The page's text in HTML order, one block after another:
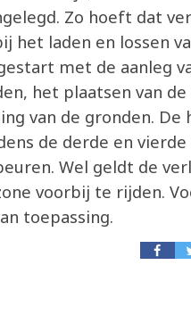
Zo hoeft dat
het laden en lossen
met de aanleg
het plaatsen van
van de gronden.
de derde en vierde
Wel geldt de
voorbij te rijden.
toepassing.